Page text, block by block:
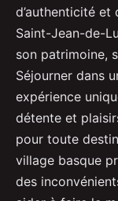
d’authenticité
Saint-Jean-de-
son patrimoine,
Séjourner dans
expérience
détente et
pour toute
village basque
des